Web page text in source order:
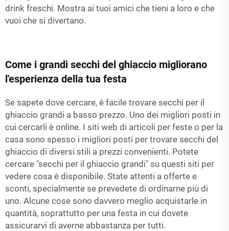
drink freschi. Mostra ai tuoi amici che tieni a loro e che
vuoi che si divertano.
Come i grandi secchi del ghiaccio migliorano
l'esperienza della tua festa
Se sapete dove cercare, è facile trovare secchi per il
ghiaccio grandi a basso prezzo. Uno dei migliori posti in
cui cercarli è online. I siti web di articoli per feste o per la
casa sono spesso i migliori posti per trovare secchi del
ghiaccio di diversi stili a prezzi convenienti. Potete
cercare "secchi per il ghiaccio grandi" su questi siti per
vedere cosa è disponibile. State attenti a offerte e
sconti, specialmente se prevedete di ordinarne più di
uno. Alcune cose sono davvero meglio acquistarle in
quantità, soprattutto per una festa in cui dovete
assicurarvi di averne abbastanza per tutti.